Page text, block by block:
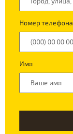
Номер телефона
Имя